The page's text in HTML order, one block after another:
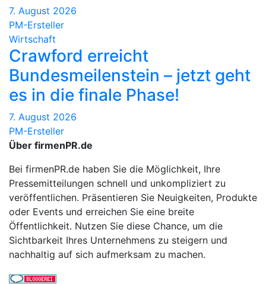
7. August 2026
PM-Ersteller
Wirtschaft
Crawford erreicht
Bundesmeilenstein – jetzt geht
es in die finale Phase!
7. August 2026
PM-Ersteller
Über firmenPR.de
Bei firmenPR.de haben Sie die Möglichkeit, Ihre
Pressemitteilungen schnell und unkompliziert zu
veröffentlichen. Präsentieren Sie Neuigkeiten, Produkte
oder Events und erreichen Sie eine breite
Öffentlichkeit. Nutzen Sie diese Chance, um die
Sichtbarkeit Ihres Unternehmens zu steigern und
nachhaltig auf sich aufmerksam zu machen.